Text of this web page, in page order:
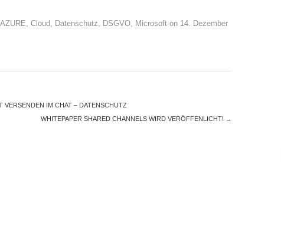
AZURE, Cloud, Datenschutz, DSGVO, Microsoft on 14. Dezember
IM CHAT – DATENSCHUTZ
WHITEPAPER SHARED CHANNELS WIRD VERÖFFENLICHT! →